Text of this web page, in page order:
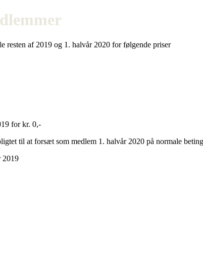
resten af 2019 og 1. halvår 2020 for følgende priser
for kr. 0,-
til at forsæt som medlem 1. halvår 2020 på normale
2019